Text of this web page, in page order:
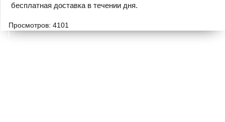
бесплатная доставка в течении дня.
Просмотров: 4101